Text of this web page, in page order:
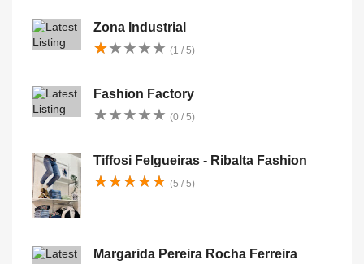
Zona Industrial
★★★★★
★★★★★ (1 / 5)
Fashion Factory
★★★★★
★★★★★ (0 / 5)
Tiffosi Felgueiras - Ribalta Fashion
★★★★★
★★★★★ (5 / 5)
Margarida Pereira Rocha Ferreira